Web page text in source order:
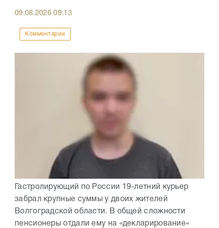
09.08.202609:13
Комментарии
Гастролирующий по России 19-летний курьер
забрал крупные суммы у двоих жителей
Волгоградской области. В общей сложности
пенсионеры отдали ему на «декларирование»